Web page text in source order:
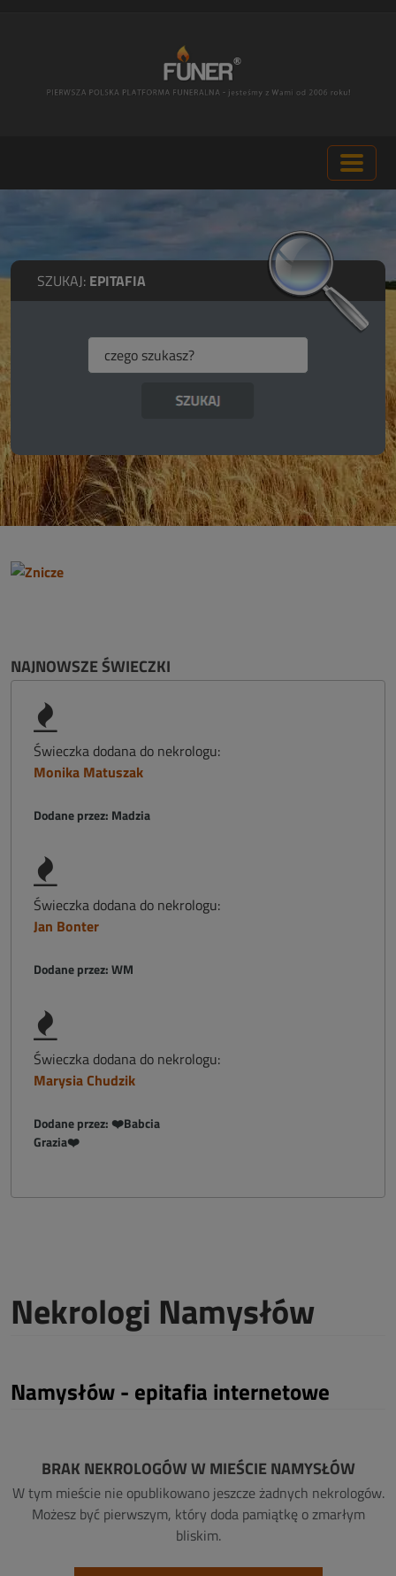
SZUKAJ: EPITAFIA
NAJNOWSZE ŚWIECZKI
Świeczka dodana do nekrologu:
Monika Matuszak
Dodane przez: Madzia
Świeczka dodana do nekrologu:
Jan Bonter
Dodane przez: WM
Świeczka dodana do nekrologu:
Marysia Chudzik
Dodane przez: ❤️Babcia
Grazia❤️
Nekrologi Namysłów
Namysłów - epitafia internetowe
BRAK NEKROLOGÓW W MIEŚCIE NAMYSŁÓW
W tym mieście nie opublikowano jeszcze żadnych nekrologów.
Możesz być pierwszym, który doda pamiątkę o zmarłym
bliskim.